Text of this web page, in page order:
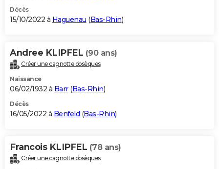
Décès
15/10/2022 à Haguenau (Bas-Rhin)
Andree KLIPFEL (90 ans)
Créer une cagnotte obsèques
Naissance
06/02/1932 à Barr(Bas-Rhin)
Décès
16/05/2022 à Benfeld (Bas-Rhin)
Francois KLIPFEL (78 ans)
Créer une cagnotte obsèques